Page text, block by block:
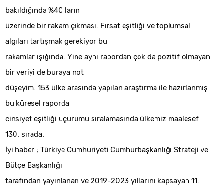
bakıldığında %40 ların
üzerinde bir rakam çıkması. Fırsat eşitliği ve toplumsal
algıları tartışmak gerekiyor bu
rakamlar ışığında. Yine aynı rapordan çok da pozitif olmayan
bir veriyi de buraya not
düşeyim. 153 ülke arasında yapılan araştırma ile hazırlanmış
bu küresel raporda
cinsiyet eşitliği uçurumu sıralamasında ülkemiz maalesef
130. sırada.
İyi haber ; Türkiye Cumhuriyeti Cumhurbaşkanlığı Strateji ve
Bütçe Başkanlığı
tarafından yayınlanan ve 2019–2023 yıllarını kapsayan 11.